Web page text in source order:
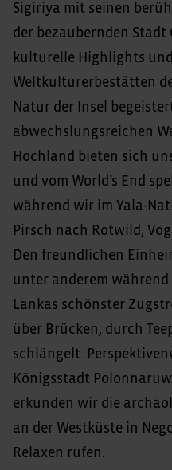
Sigiriya mit seinen
der bezaubernden Stadt
kulturelle Highlights
Weltkulturerbestätten
Natur der Insel
abwechslungsreichen
Hochland bieten sich
und vom World’s End
während wir im Yala-
Pirsch nach Rotwild,
Den freundlichen
unter anderem während
Lankas schönster
über Brücken, durch
schlängelt.
Königsstadt
erkunden wir die
an der Westküste in
Relaxen rufen.